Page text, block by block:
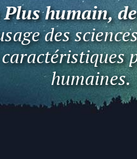
Plus humain,
des
humaines.